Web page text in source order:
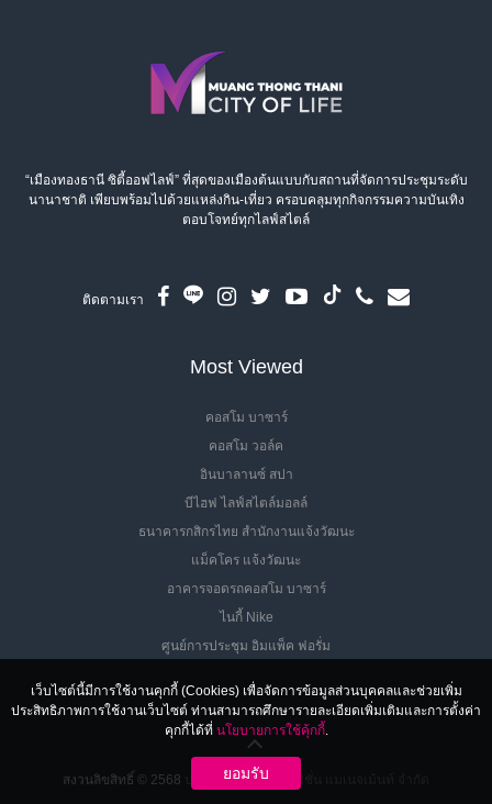
“เมืองทองธานี ซิตี้ออฟไลฟ์” ที่สุดของเมืองต้นแบบกับสถานที่จัดการประชุมระดับ
นานาชาติ เพียบพร้อมไปด้วยแหล่งกิน-เที่ยว ครอบคลุมทุกกิจกรรมความบันเทิง
ตอบโจทย์ทุกไลฟ์สไตล์
ติดตามเรา
Most Viewed
คอสโม บาซาร์
คอสโม วอล์ค
อินบาลานซ์ สปา
บีไฮฟ ไลฟ์สไตล์มอลล์
ธนาคารกสิกรไทย สำนักงานแจ้งวัฒนะ
แม็คโคร แจ้งวัฒนะ
อาคารจอดรถคอสโม บาซาร์
ไนกี้ Nike
ศูนย์การประชุม อิมแพ็ค ฟอรั่ม
สงวนลิขสิทธิ์ © 2568 บริษัท อิมแพ็ค เอ็กซิบิชั่น แมเนจเม้นท์ จำกัด
เว็บไซต์นี้มีการใช้งานคุกกี้ (Cookies) เพื่อจัดการข้อมูลส่วนบุคคลและช่วยเพิ่ม
ประสิทธิภาพการใช้งานเว็บไซต์ ท่านสามารถศึกษารายละเอียดเพิ่มเติมและการตั้งค่า
คุกกี้ได้ที่ นโยบายการใช้คุ้กกี้.
ยอมรับ